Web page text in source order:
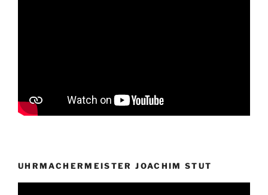
UHRMACHERMEISTER JOACHIM STUT